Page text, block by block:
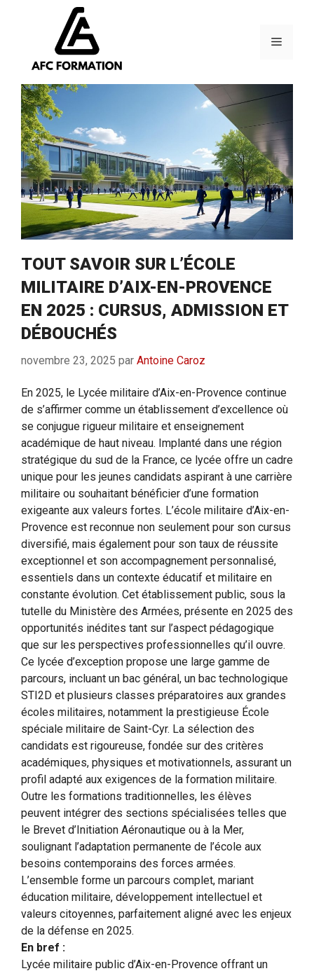
Menu
TOUT SAVOIR SUR L’ÉCOLE
MILITAIRE D’AIX-EN-PROVENCE
EN 2025 : CURSUS, ADMISSION ET
DÉBOUCHÉS
novembre 23, 2025 par Antoine Caroz
En 2025, le Lycée militaire d’Aix-en-Provence continue
de s’affirmer comme un établissement d’excellence où
se conjugue rigueur militaire et enseignement
académique de haut niveau. Implanté dans une région
stratégique du sud de la France, ce lycée offre un cadre
unique pour les jeunes candidats aspirant à une carrière
militaire ou souhaitant bénéficier d’une formation
exigeante aux valeurs fortes. L’école militaire d’Aix-en-
Provence est reconnue non seulement pour son cursus
diversifié, mais également pour son taux de réussite
exceptionnel et son accompagnement personnalisé,
essentiels dans un contexte éducatif et militaire en
constante évolution. Cet établissement public, sous la
tutelle du Ministère des Armées, présente en 2025 des
opportunités inédites tant sur l’aspect pédagogique
que sur les perspectives professionnelles qu’il ouvre.
Ce lycée d’exception propose une large gamme de
parcours, incluant un bac général, un bac technologique
STI2D et plusieurs classes préparatoires aux grandes
écoles militaires, notamment la prestigieuse École
spéciale militaire de Saint-Cyr. La sélection des
candidats est rigoureuse, fondée sur des critères
académiques, physiques et motivationnels, assurant un
profil adapté aux exigences de la formation militaire.
Outre les formations traditionnelles, les élèves
peuvent intégrer des sections spécialisées telles que
le Brevet d’Initiation Aéronautique ou à la Mer,
soulignant l’adaptation permanente de l’école aux
besoins contemporains des forces armées.
L’ensemble forme un parcours complet, mariant
éducation militaire, développement intellectuel et
valeurs citoyennes, parfaitement aligné avec les enjeux
de la défense en 2025.
En bref :
Lycée militaire public d’Aix-en-Provence offrant un